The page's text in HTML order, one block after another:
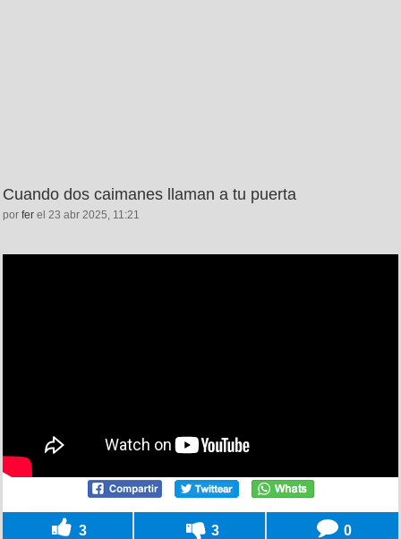
Cuando dos caimanes llaman a tu puerta
por fer el 23 abr 2025, 11:21
3 3 0